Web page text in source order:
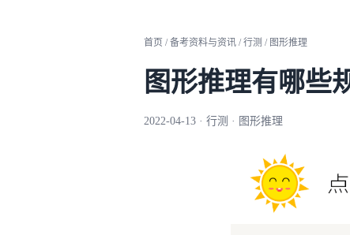
首页 / 备考资料与资讯 / 行测 / 图形推理
图形推理有哪些
2022-04-13 · 行测 · 图形推理